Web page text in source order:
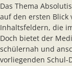
Das Thema
auf den ersten
Inhaltsfeldern, die
Doch bietet der
schülernah und
vorliegenden Schul-